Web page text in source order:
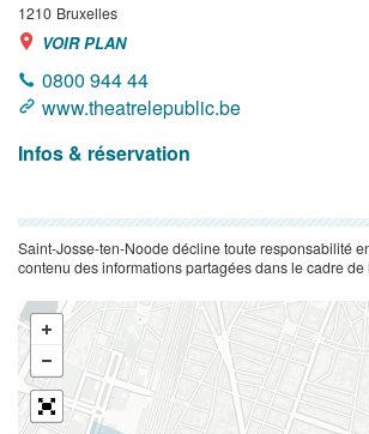
1210 Bruxelles
VOIR PLAN
0800 944 44
www.theatrelepublic.be
Infos & réservation
Saint-Josse-ten-Noode décline toute responsabilité
contenu des informations partagées dans le cadre de